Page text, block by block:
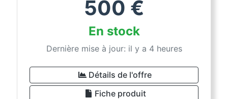
500 €
En stock
Dernière mise à jour: il y a 4 heures
Détails de l'offre
Fiche produit